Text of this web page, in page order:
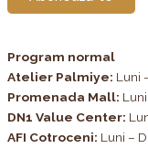
Program normal
Atelier Palmiye: Luni
Promenada Mall:
DN1 Value Center:
AFI Cotroceni: Luni –